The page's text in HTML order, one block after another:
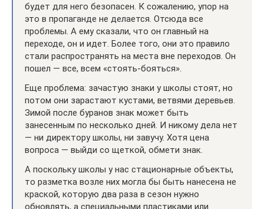
будет для него безопасен. К сожалению, упор на
это в пропаганде не делается. Отсюда все
проблемы. А ему сказали, что он главный на
переходе, он и идет. Более того, они это правило
стали распространять на места вне переходов. Он
пошел — все, всем «стоять-бояться».
Еще проблема: зачастую знаки у школы стоят, но
потом они зарастают кустами, ветвями деревьев.
Зимой после буранов знак может быть
занесенным по несколько дней. И никому дела нет
— ни директору школы, ни завучу. Хотя цена
вопроса — выйди со щеткой, обмети знак.
А поскольку школы у нас стационарные объекты,
то разметка возле них могла бы быть нанесена не
краской, которую два раза в сезон нужно
обновлять, а специальными пластиками или